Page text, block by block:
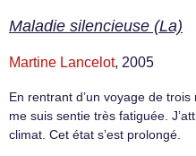
Maladie silencieuse (La)
Martine Lancelot, 2005
En rentrant d’un voyage de
me suis sentie très fatiguée.
climat. Cet état s’est prolongé.